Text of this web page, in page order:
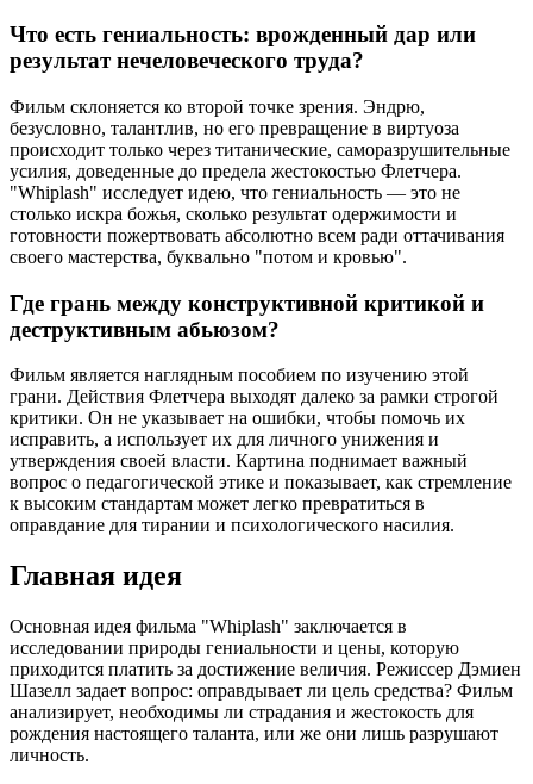
Что есть гениальность: врожденный дар или
результат нечеловеческого труда?
Фильм склоняется ко второй точке зрения. Эндрю,
безусловно, талантлив, но его превращение в виртуоза
происходит только через титанические, саморазрушительные
усилия, доведенные до предела жестокостью Флетчера.
"Whiplash" исследует идею, что гениальность — это не
столько искра божья, сколько результат одержимости и
готовности пожертвовать абсолютно всем ради оттачивания
своего мастерства, буквально "потом и кровью".
Где грань между конструктивной критикой и
деструктивным абьюзом?
Фильм является наглядным пособием по изучению этой
грани. Действия Флетчера выходят далеко за рамки строгой
критики. Он не указывает на ошибки, чтобы помочь их
исправить, а использует их для личного унижения и
утверждения своей власти. Картина поднимает важный
вопрос о педагогической этике и показывает, как стремление
к высоким стандартам может легко превратиться в
оправдание для тирании и психологического насилия.
Главная идея
Основная идея фильма "Whiplash" заключается в
исследовании природы гениальности и цены, которую
приходится платить за достижение величия. Режиссер Дэмиен
Шазелл задает вопрос: оправдывает ли цель средства? Фильм
анализирует, необходимы ли страдания и жестокость для
рождения настоящего таланта, или же они лишь разрушают
личность.